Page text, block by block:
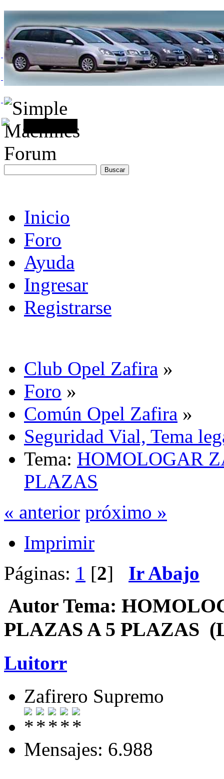
Inicio
Foro
Ayuda
Ingresar
Registrarse
Club Opel Zafira »
Foro »
Común Opel Zafira »
Seguridad Vial, Tema
Tema: HOMOLOGAR
PLAZAS
« anterior próximo »
Imprimir
Páginas: 1 [2] Ir Abajo
Autor Tema:
PLAZAS A 5 PLAZAS
Luitorr
Zafirero Supremo
Mensajes: 6.988